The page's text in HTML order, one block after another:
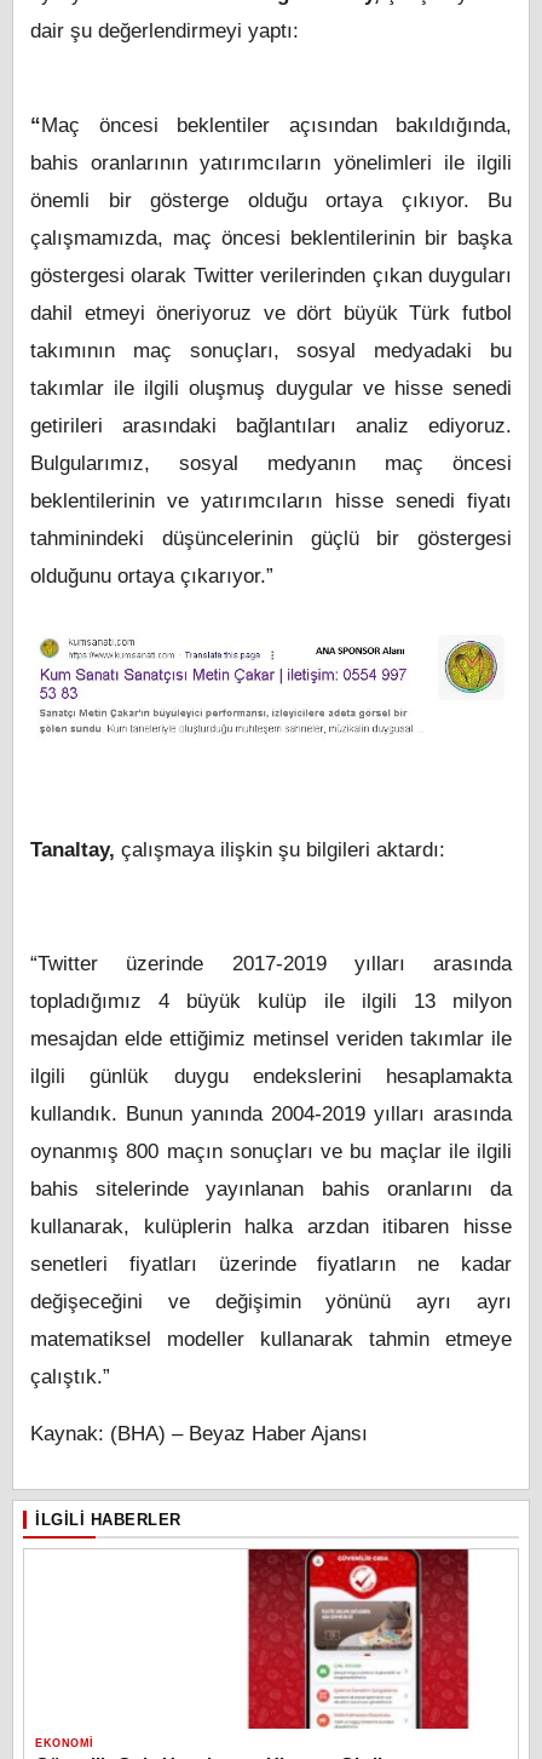
dair şu değerlendirmeyi yaptı:
“Maç öncesi beklentiler açısından bakıldığında,
bahis oranlarının yatırımcıların yönelimleri ile ilgili
önemli bir gösterge olduğu ortaya çıkıyor. Bu
çalışmamızda, maç öncesi beklentilerinin bir başka
göstergesi olarak Twitter verilerinden çıkan duyguları
dahil etmeyi öneriyoruz ve dört büyük Türk futbol
takımının maç sonuçları, sosyal medyadaki bu
takımlar ile ilgili oluşmuş duygular ve hisse senedi
getirileri arasındaki bağlantıları analiz ediyoruz.
Bulgularımız, sosyal medyanın maç öncesi
beklentilerinin ve yatırımcıların hisse senedi fiyatı
tahminindeki düşüncelerinin güçlü bir göstergesi
olduğunu ortaya çıkarıyor.”
Tanaltay, çalışmaya ilişkin şu bilgileri aktardı:
“Twitter üzerinde 2017-2019 yılları arasında
topladığımız 4 büyük kulüp ile ilgili 13 milyon
mesajdan elde ettiğimiz metinsel veriden takımlar ile
ilgili günlük duygu endekslerini hesaplamakta
kullandık. Bunun yanında 2004-2019 yılları arasında
oynanmış 800 maçın sonuçları ve bu maçlar ile ilgili
bahis sitelerinde yayınlanan bahis oranlarını da
kullanarak, kulüplerin halka arzdan itibaren hisse
senetleri fiyatları üzerinde fiyatların ne kadar
değişeceğini ve değişimin yönünü ayrı ayrı
matematiksel modeller kullanarak tahmin etmeye
çalıştık.”
Kaynak: (BHA) – Beyaz Haber Ajansı
İLGILI HABERLER
EKONOMI